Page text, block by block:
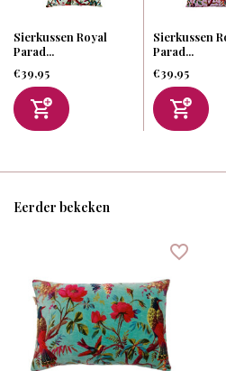
Sierkussen Royal
Parad...
€39,95
Sierkussen
Parad...
€39,95
Eerder bekeken